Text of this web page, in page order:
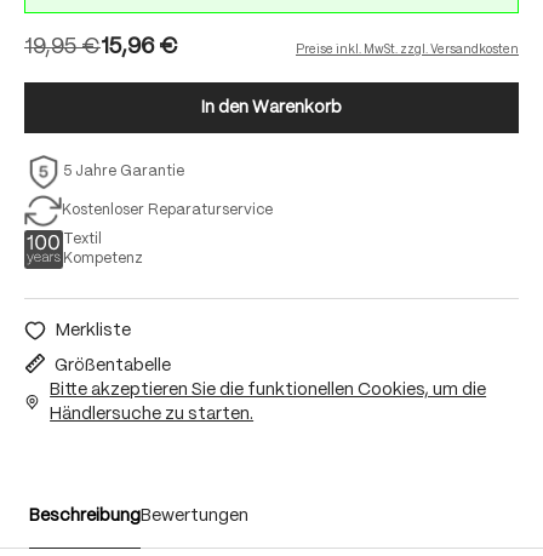
15,96 €
19,95 € Preise inkl. MwSt. zzgl. Versandkosten
In den Warenkorb
5 Jahre Garantie
Kostenloser Reparaturservice
Textil
Kompetenz
Merkliste
Größentabelle
Bitte akzeptieren Sie die funktionellen Cookies, um die
Händlersuche zu starten.
BeschreibungBewertungen